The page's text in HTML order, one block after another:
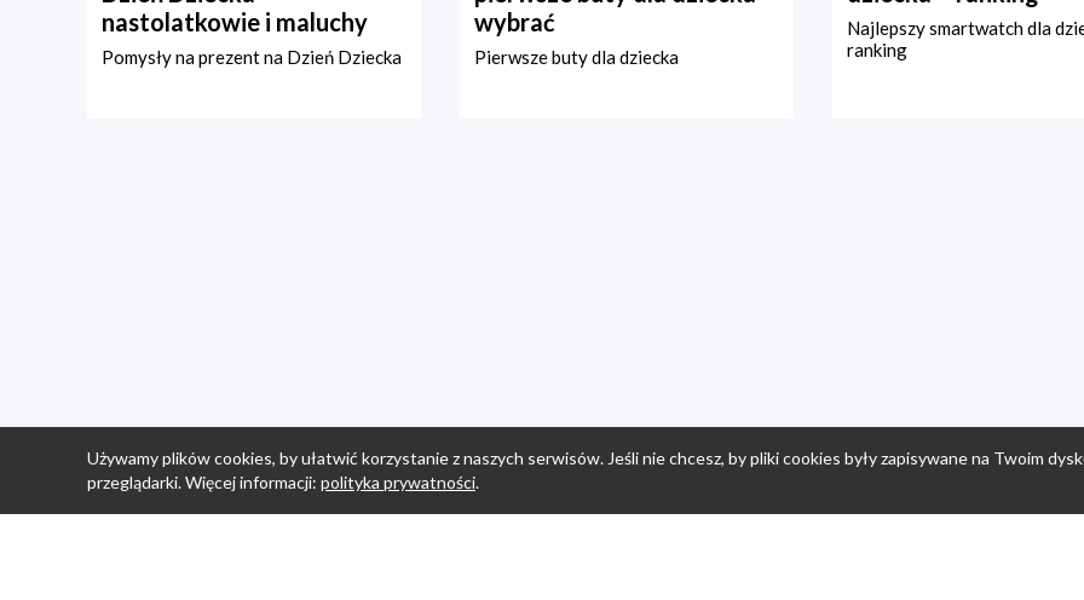
nastolatkowie i maluchy
Pomysły na prezent na Dzień Dziecka
wybrać
Pierwsze buty dla dziecka
Najlepszy smartwatch dla
ranking
Używamy plików cookies, by ułatwić korzystanie z naszych serwisów. Jeśli nie chcesz, by pliki cookies były zapisywane na Twoim
przeglądarki. Więcej informacji: polityka prywatności.